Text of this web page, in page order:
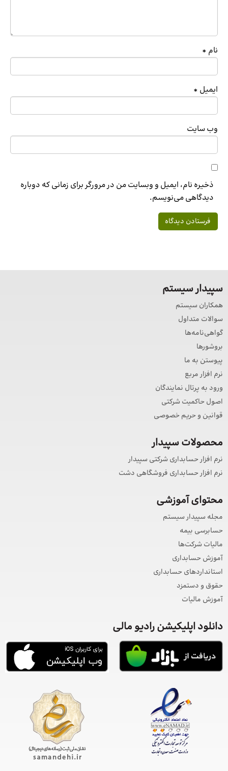
نام *
ایمیل *
وب‌ سایت
ذخیره نام، ایمیل و وبسایت من در مرورگر برای زمانی که دوباره
دیدگاهی می‌نویسم.
سپیدار سیستم
همکاران سیستم
سوالات متداول
گواهی‌نامه‌ها
بروشورها
پیوستن به ما
نرم افزار مربع
ورود به پرتال نمایندگان
اصول حاکمیت شرکتی
قوانین و حریم خصوصی
محصولات سپیدار
نرم افزار حسابداری شرکتی سپیدار
نرم افزار حسابداری فروشگاهی دشت
محتوای آموزشی
مجله سپیدار سیستم
حسابرسی بیمه
مالیات شرکت‌ها
آموزش حسابداری
استانداردهای حسابداری
حقوق و دستمزد
آموزش مالیات
دانلود اپلیکیشن رادیو مالی